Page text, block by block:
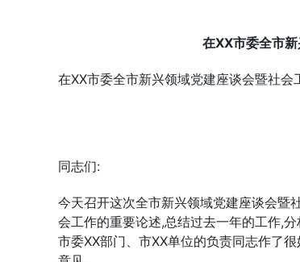
在XX市委全市
在XX市委全市新兴领域党建座谈会暨社
同志们:
今天召开这次全市新兴领域党建座谈会暨
会工作的重要论述,总结过去一年的工作,
市委XX部门、市XX单位的负责同志作了